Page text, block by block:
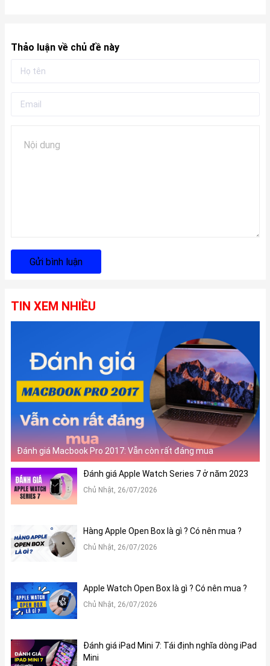
Thảo luận về chủ đề này
Gửi bình luận
TIN XEM NHIỀU
Đánh giá Macbook Pro 2017: Vẫn còn rất đáng mua
Đánh giá Apple Watch Series 7 ở năm 2023
Chủ Nhật, 26/07/2026
Hàng Apple Open Box là gì ? Có nên mua ?
Chủ Nhật, 26/07/2026
Apple Watch Open Box là gì ? Có nên mua ?
Chủ Nhật, 26/07/2026
Đánh giá iPad Mini 7: Tái định nghĩa dòng iPad
Mini